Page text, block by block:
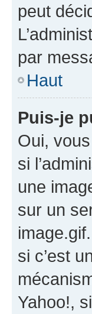
peut
par
Haut
Puis-je
Oui,
si
une
sur un
si c’est
Yahoo!,